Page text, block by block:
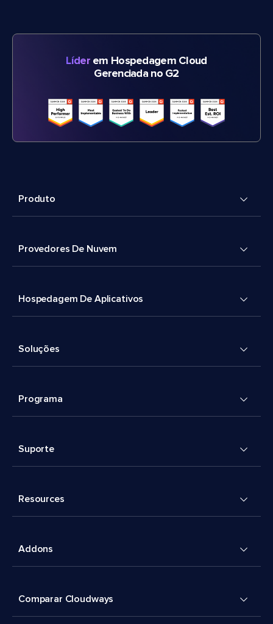
Líderem Hospedagem Cloud
Gerenciada no G2
Produto
Provedores De Nuvem
Hospedagem De Aplicativos
Soluções
Programa
Suporte
Resources
Addons
Comparar Cloudways